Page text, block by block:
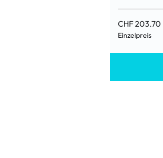
CHF 203.70
Einzelpreis